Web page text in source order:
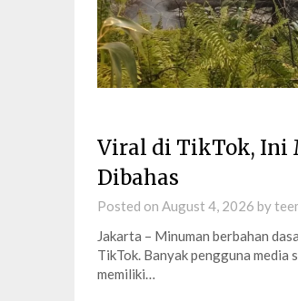
Viral di TikTok, Ini
Dibahas
Posted on August 4, 2026 by
Jakarta – Minuman berbahan
TikTok. Banyak pengguna
memiliki…